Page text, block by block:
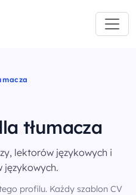
tłumacza
lektorów językowych i
językowych.
profilu. Każdy szablon CV